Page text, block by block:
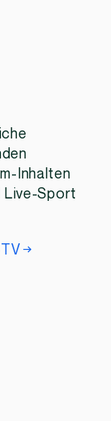
Inhalten
Live-Sport